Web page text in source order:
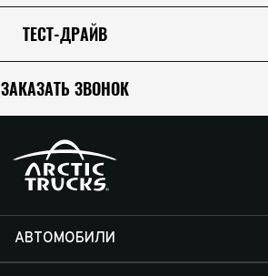
ТЕСТ-ДРАЙВ
ЗАКАЗАТЬ ЗВОНОК
АВТОМОБИЛИ